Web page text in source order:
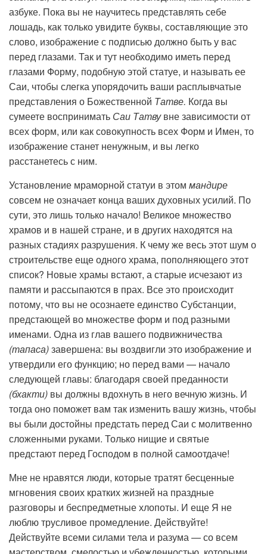
азбуке. Пока вы не научитесь представлять себе
лошадь, как только увидите буквы, составляющие это
слово, изображение с подписью должно быть у вас
перед глазами. Так и тут необходимо иметь перед
глазами Форму, подобную этой статуе, и называть ее
Саи, чтобы слегка упорядочить ваши расплывчатые
представления о Божественной Татве. Когда вы
сумеете воспринимать Саи Татвувне зависимости от
всех форм, или как совокупность всех Форм и Имен, то
изображение станет ненужным, и вы легко
расстанетесь с ним.
Установление мраморной статуи в этом мандире
совсем не означает конца ваших духовных усилий. По
сути, это лишь только начало! Великое множество
храмов и в нашей стране, и в других находятся на
разных стадиях разрушения. К чему же весь этот шум о
строительстве еще одного храма, пополняющего этот
список? Новые храмы встают, а старые исчезают из
памяти и рассыпаются в прах. Все это происходит
потому, что вы не осознаете единство Субстанции,
предстающей во множестве форм и под разными
именами. Одна из глав вашего подвижничества
(тапаса)завершена: вы воздвигли это изображение и
утвердили его функцию; но перед вами — начало
следующей главы: благодаря своей преданности
(бхакти) вы должны вдохнуть в него вечную жизнь. И
тогда оно поможет вам так изменить вашу жизнь, чтобы
вы были достойны предстать перед Саи с молитвенно
сложенными руками. Только нищие и святые
предстают перед Господом в полной самоотдаче!
Мне не нравятся люди, которые тратят бесценные
мгновения своих кратких жизней на праздные
разговоры и беспредметные хлопоты. И еще Я не
люблю трусливое промедление. Действуйте!
Действуйте всеми силами тела и разума — со всем